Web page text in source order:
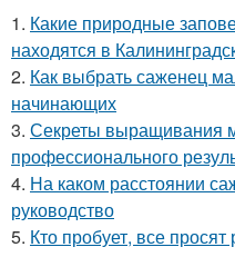
1. Какие природные
находятся в
2. Как выбрать саженец
начинающих
3. Секреты выращивания
профессионального
4. На каком расстоянии
руководство
5. Кто пробует, все